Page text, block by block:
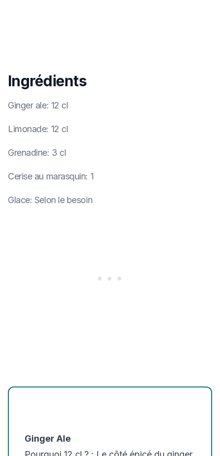
Ingrédients
Ginger ale: 12 cl
Limonade: 12 cl
Grenadine: 3 cl
Cerise au marasquin: 1
Glace: Selon le besoin
Ginger Ale